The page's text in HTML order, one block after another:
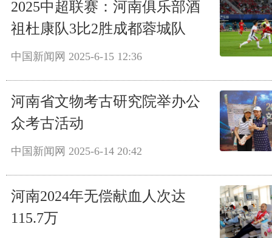
2025中超联赛：河南俱乐部酒
祖杜康队3比2胜成都蓉城队
中国新闻网 2025-6-15 12:36
河南省文物考古研究院举办公
众考古活动
中国新闻网 2025-6-14 20:42
河南2024年无偿献血人次达
115.7万